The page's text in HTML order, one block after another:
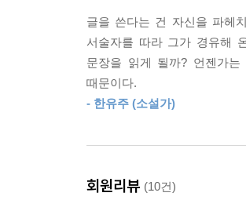
억압해 왔던 ‘회피’에 대한
■ 내 기억의 박물관
『달력 뒤에 쓴 유서』는 가
나아간다. 그것은 ‘나’와 함
글을 쓴다는 건 자신을 파헤
서술자를 따라 그가 경유해
문장을 읽게 될까? 언젠가
때문이다.
- 한유주 (소설가)
회원리뷰 (10건)